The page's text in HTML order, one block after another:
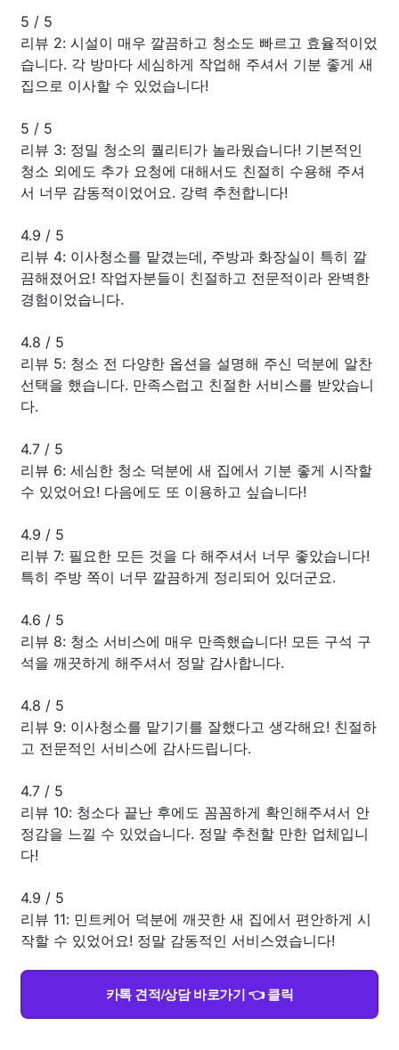
5 / 5
리뷰 2: 시설이 매우 깔끔하고 청소도 빠르고 효율적이었
습니다. 각 방마다 세심하게 작업해 주셔서 기분 좋게 새
집으로 이사할 수 있었습니다!
5 / 5
리뷰 3: 정밀 청소의 퀄리티가 놀라웠습니다! 기본적인
청소 외에도 추가 요청에 대해서도 친절히 수용해 주셔
서 너무 감동적이었어요. 강력 추천합니다!
4.9 / 5
리뷰 4: 이사청소를 맡겼는데, 주방과 화장실이 특히 깔
끔해졌어요! 작업자분들이 친절하고 전문적이라 완벽한
경험이었습니다.
4.8 / 5
리뷰 5: 청소 전 다양한 옵션을 설명해 주신 덕분에 알찬
선택을 했습니다. 만족스럽고 친절한 서비스를 받았습니
다.
4.7 / 5
리뷰 6: 세심한 청소 덕분에 새 집에서 기분 좋게 시작할
수 있었어요! 다음에도 또 이용하고 싶습니다!
4.9 / 5
리뷰 7: 필요한 모든 것을 다 해주셔서 너무 좋았습니다!
특히 주방 쪽이 너무 깔끔하게 정리되어 있더군요.
4.6 / 5
리뷰 8: 청소 서비스에 매우 만족했습니다! 모든 구석 구
석을 깨끗하게 해주셔서 정말 감사합니다.
4.8 / 5
리뷰 9: 이사청소를 맡기기를 잘했다고 생각해요! 친절하
고 전문적인 서비스에 감사드립니다.
4.7 / 5
리뷰 10: 청소다 끝난 후에도 꼼꼼하게 확인해주셔서 안
정감을 느낄 수 있었습니다. 정말 추천할 만한 업체입니
다!
4.9 / 5
리뷰 11: 민트케어 덕분에 깨끗한 새 집에서 편안하게 시
작할 수 있었어요! 정말 감동적인 서비스였습니다!
카톡 견적/상담 바로가기 👈 클릭